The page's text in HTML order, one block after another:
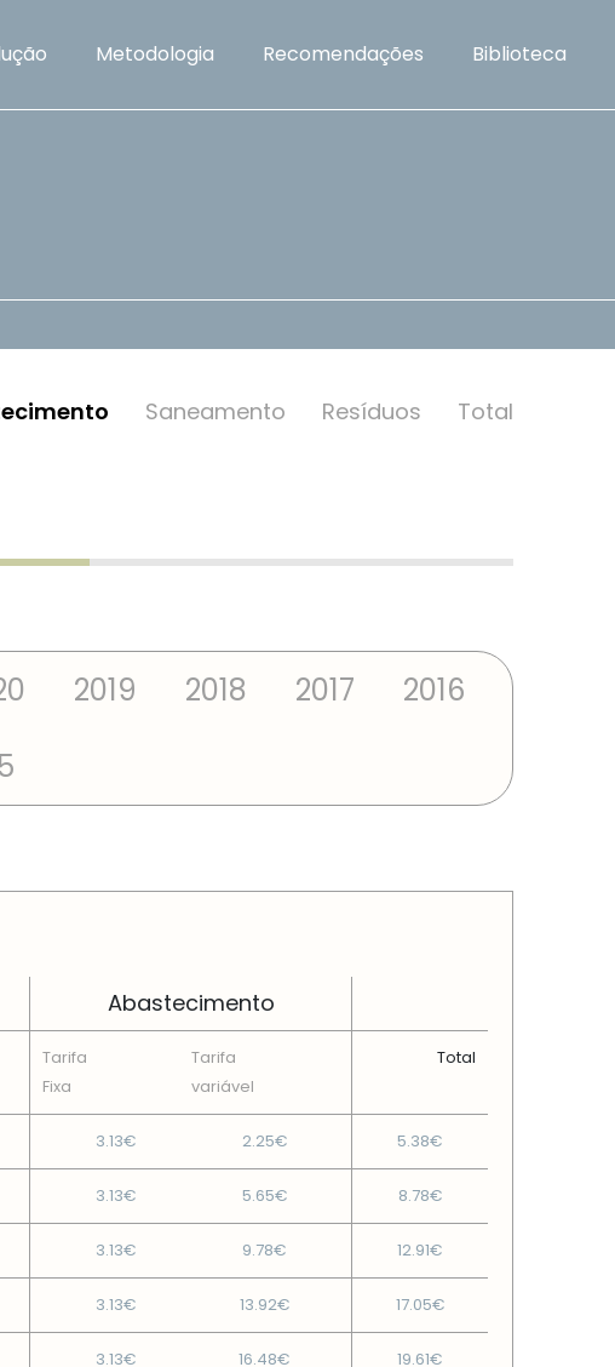
Metodologia Recomendações Biblioteca
Saneamento Resí­duos Total
2019 2018 2017
2016
Abastecimento
Tarifa
Fixa
Tarifa
variável
Total
3.13€ 2.25€ 5.38€
3.13€ 5.65€ 8.78€
3.13€ 9.78€ 12.91€
3.13€ 13.92€ 17.05€
3.13€ 16.48€ 19.61€